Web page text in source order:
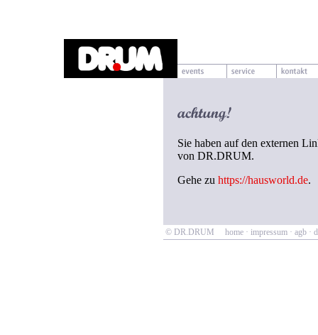
Sie haben auf den externen
von DR.DRUM.
Gehe zu https://hausworld.de.
© DR.DRUM home · impressum · agb ·